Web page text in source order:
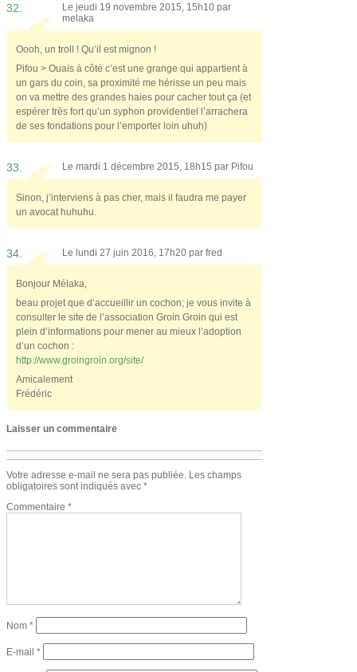
32.
Le jeudi 19 novembre 2015, 15h10 par
melaka
Oooh, un troll ! Qu’il est mignon !
Pifou > Ouais à côté c’est une grange qui appartient à
un gars du coin, sa proximité me hérisse un peu mais
on va mettre des grandes haies pour cacher tout ça (et
espérer très fort qu’un syphon providentiel l’arrachera
de ses fondations pour l’emporter loin uhuh)
33. Le mardi 1 décembre 2015, 18h15 par Pifou
Sinon, j’interviens à pas cher, mais il faudra me payer
un avocat huhuhu.
34. Le lundi 27 juin 2016, 17h20 par fred
Bonjour Mélaka,
beau projet que d’accueillir un cochon; je vous invite à
consulter le site de l’association Groin Groin qui est
plein d’informations pour mener au mieux l’adoption
d’un cochon :
http://www.groingroin.org/site/
Amicalement
Frédéric
Laisser un commentaire
Votre adresse e-mail ne sera pas publiée. Les champs
obligatoires sont indiqués avec *
Commentaire *
Nom *
E-mail *